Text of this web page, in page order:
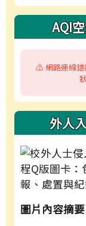
AQI
⚠️ 網路連線錯
外人
圖片內容摘要